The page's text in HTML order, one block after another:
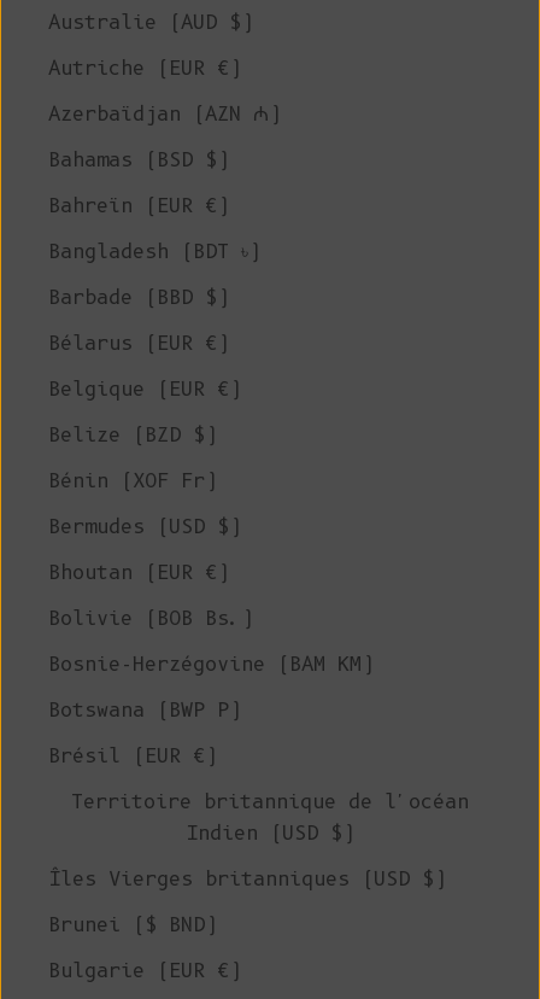
Australie (AUD $)
Autriche (EUR €)
Azerbaïdjan (AZN ₼)
Bahamas (BSD $)
Bahreïn (EUR €)
Bangladesh (BDT ৳)
Barbade (BBD $)
Bélarus (EUR €)
Belgique (EUR €)
Belize (BZD $)
Bénin (XOF Fr)
Bermudes (USD $)
Bhoutan (EUR €)
Bolivie (BOB Bs.)
Bosnie-Herzégovine (BAM КМ)
Botswana (BWP P)
Brésil (EUR €)
Territoire britannique de l'océan
Indien (USD $)
Îles Vierges britanniques (USD $)
Brunei ($ BND)
Bulgarie (EUR €)